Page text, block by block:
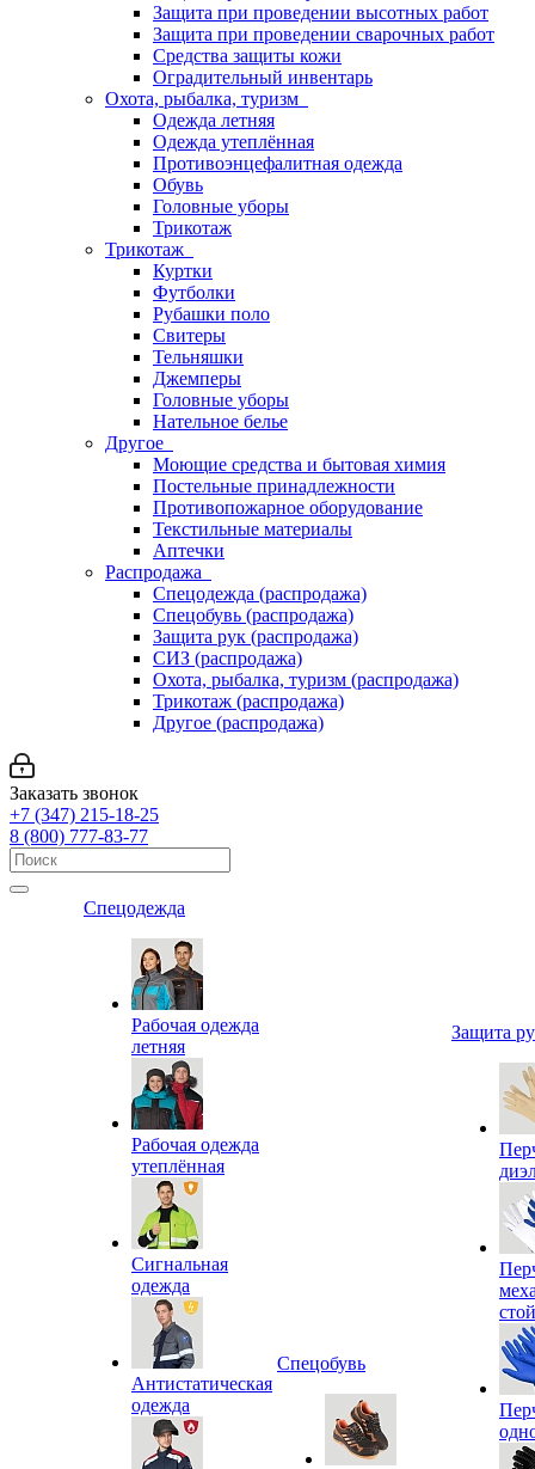
Защита при проведении высотных работ
Защита при проведении сварочных работ
Средства защиты кожи
Оградительный инвентарь
Охота, рыбалка, туризм
Одежда летняя
Одежда утеплённая
Противоэнцефалитная одежда
Обувь
Головные уборы
Трикотаж
Трикотаж
Куртки
Футболки
Рубашки поло
Свитеры
Тельняшки
Джемперы
Головные уборы
Нательное белье
Другое
Моющие средства и бытовая химия
Постельные принадлежности
Противопожарное оборудование
Текстильные материалы
Аптечки
Распродажа
Спецодежда (распродажа)
Спецобувь (распродажа)
Защита рук (распродажа)
СИЗ (распродажа)
Охота, рыбалка, туризм (распродажа)
Трикотаж (распродажа)
Другое (распродажа)
Заказать звонок
+7 (347) 215-18-25
8 (800) 777-83-77
Спецодежда
Рабочая одежда
летняя
Рабочая одежда
утеплённая
Сигнальная
одежда
Антистатическая
одежда
Спецобувь
Защита